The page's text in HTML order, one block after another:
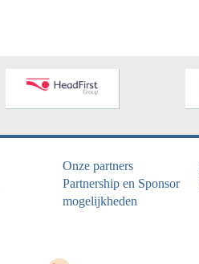
Onze partners
Partnership en Sponsor
mogelijkheden